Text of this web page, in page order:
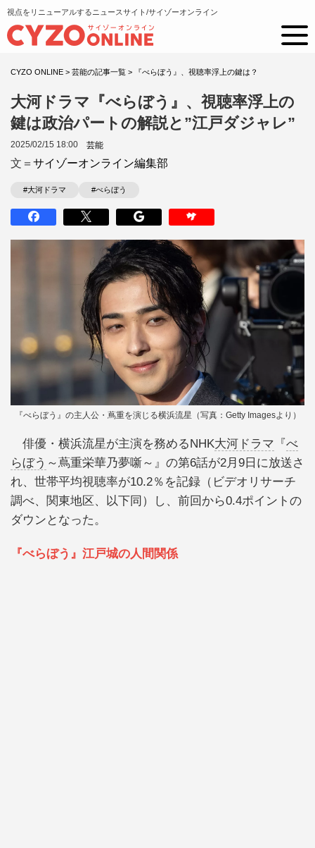
視点をリニューアルするニュースサイト/サイゾーオンライン
CYZO ONLINE > 芸能の記事一覧 > 『べらぼう』、視聴率浮上の鍵は？
大河ドラマ『べらぼう』、視聴率浮上の
鍵は政治パートの解説と”江戸ダジャレ”
2025/02/15 18:00 芸能
文＝ サイゾーオンライン編集部
#大河ドラマ #べらぼう
『べらぼう』の主人公・蔦重を演じる横浜流星（写真：Getty Imagesより）
俳優・横浜流星が主演を務めるNHK大河ドラマ 『べ
らぼう ～蔦重栄華乃夢噺～』の第6話が2月9日に放送さ
れ、世帯平均視聴率が10.2％を記録（ビデオリサーチ
調べ、関東地区、以下同）し、前回から0.4ポイントの
ダウンとなった。
『べらぼう』江戸城の人間関係